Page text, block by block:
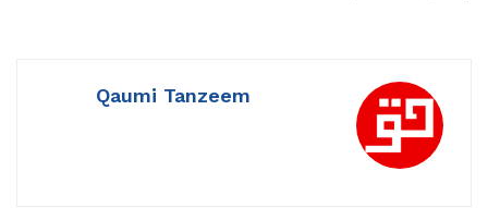
Qaumi Tanzeem